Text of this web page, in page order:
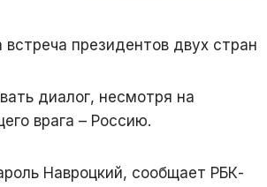
президентов двух стран
диалог, несмотря на
врага – Россию.
Навроцкий, сообщает РБК-